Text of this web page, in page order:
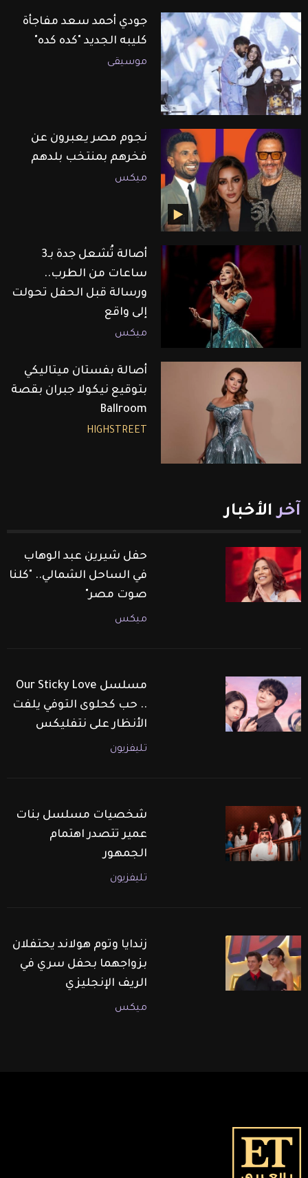
جودي أحمد سعد مفاجأة
كليبه الجديد "كده كده"
موسيقى
نجوم مصر يعبرون عن
فخرهم بمنتخب بلدهم
ميكس
أصالة تُشعل جدة بـ3
ساعات من الطرب..
ورسالة قبل الحفل تحولت
إلى واقع
ميكس
أصالة بفستان ميتاليكي
بتوقيع نيكولا جبران بقصة
Ballroom
HIGHSTREET
آخر الأخبار
حفل شيرين عبد الوهاب
في الساحل الشمالي.. "كلنا
صوت مصر"
ميكس
مسلسل Our Sticky Love
.. حب كحلوى التوفي يلفت
الأنظار على نتفليكس
تليفزيون
شخصيات مسلسل بنات
عمير تتصدر اهتمام
الجمهور
تليفزيون
زندايا وتوم هولاند يحتفلان
بزواجهما بحفل سري في
الريف الإنجليزي
ميكس